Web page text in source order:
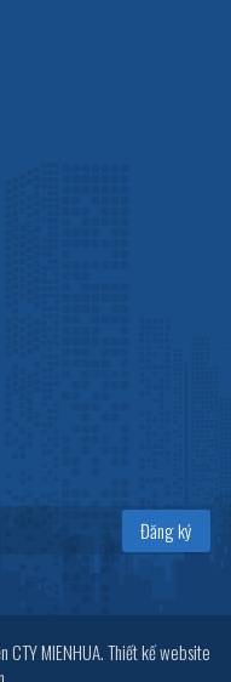
Đăng ký
MIENHUA.Thiết kế website